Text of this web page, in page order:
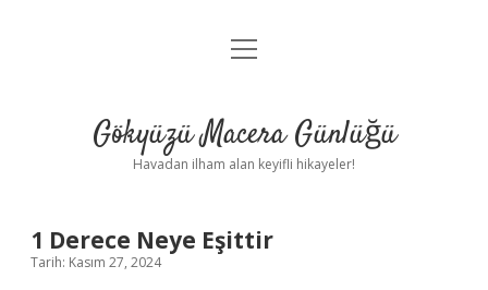
Anasayfa
Yasal Uyarı
menüyü
Gökyüzü Macera Günlüğü
Havadan ilham alan keyifli hikayeler!
1 Derece Neye Eşittir
Tarih: Kasım 27, 2024